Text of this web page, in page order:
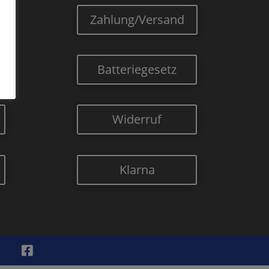
Zahlung/Versand
Batteriegesetz
Widerruf
Klarna